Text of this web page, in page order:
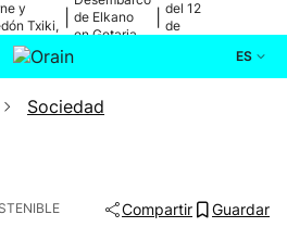
y
Txiki,
de Elkano
en Getaria
del 12
de
ES
Actualidad
Sociedad
Compartir Guardar